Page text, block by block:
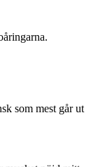
som mest går ut